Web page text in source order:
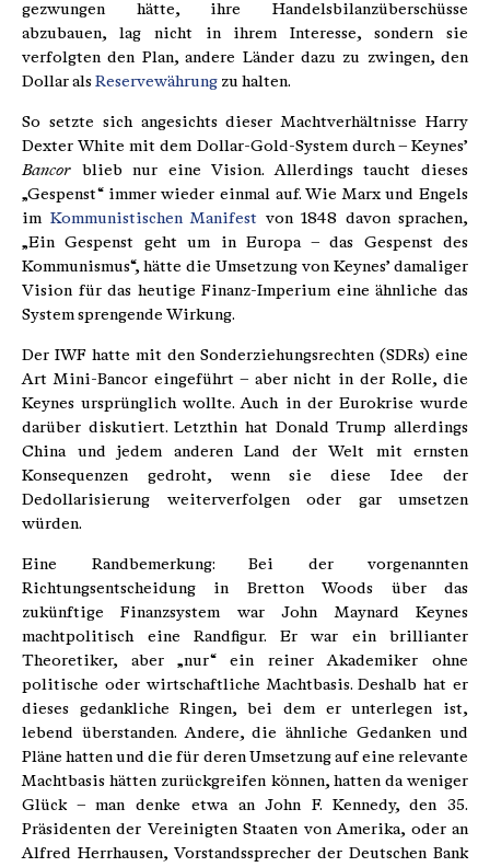
gezwungen hätte, ihre Handelsbilanzüberschüsse
abzubauen, lag nicht in ihrem Interesse, sondern sie
verfolgten den Plan, andere Länder dazu zu zwingen, den
Dollar als Reservewährung zu halten.
So setzte sich angesichts dieser Machtverhältnisse Harry
Dexter White mit dem Dollar-Gold-System durch – Keynes’
Bancor blieb nur eine Vision. Allerdings taucht dieses
„Gespenst“ immer wieder einmal auf. Wie Marx und Engels
im Kommunistischen Manifest von 1848 davon sprachen,
„Ein Gespenst geht um in Europa – das Gespenst des
Kommunismus“, hätte die Umsetzung von Keynes’ damaliger
Vision für das heutige Finanz-Imperium eine ähnliche das
System sprengende Wirkung.
Der IWF hatte mit den Sonderziehungsrechten (SDRs) eine
Art Mini-Bancor eingeführt – aber nicht in der Rolle, die
Keynes ursprünglich wollte. Auch in der Eurokrise wurde
darüber diskutiert. Letzthin hat Donald Trump allerdings
China und jedem anderen Land der Welt mit ernsten
Konsequenzen gedroht, wenn sie diese Idee der
Dedollarisierung weiterverfolgen oder gar umsetzen
würden.
Eine Randbemerkung: Bei der vorgenannten
Richtungsentscheidung in Bretton Woods über das
zukünftige Finanzsystem war John Maynard Keynes
machtpolitisch eine Randfigur. Er war ein brillianter
Theoretiker, aber „nur“ ein reiner Akademiker ohne
politische oder wirtschaftliche Machtbasis. Deshalb hat er
dieses gedankliche Ringen, bei dem er unterlegen ist,
lebend überstanden. Andere, die ähnliche Gedanken und
Pläne hatten und die für deren Umsetzung auf eine relevante
Machtbasis hätten zurückgreifen können, hatten da weniger
Glück – man denke etwa an John F. Kennedy, den 35.
Präsidenten der Vereinigten Staaten von Amerika, oder an
Alfred Herrhausen, Vorstandssprecher der Deutschen Bank